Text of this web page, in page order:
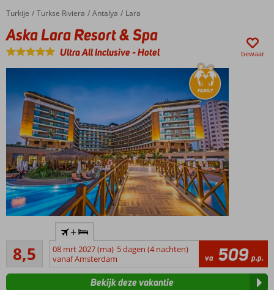
Buffetrestaurant
showcooking
Verblijf
Inclusive
Home
Turkije Turkse Riviera Antalya Lara
Aska Lara Resort & Spa
Aska Lara Resort & Spa
Ultra All Inclusive-Hotel bewaar
sterrenhotel
met privé
zandstrand
Voor de
8,5
Aanrader
557
beoordelingen
+
08 mrt 2027 (ma) 5 dagen (4 nachten)
vanaf Amsterdam
va 509 p.p.
Bekijk deze vakantie